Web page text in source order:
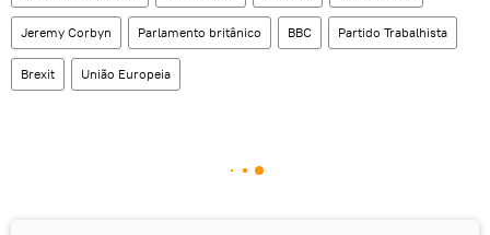
Jeremy Corbyn Parlamento britânico BBC Partido Trabalhista
Brexit União Europeia